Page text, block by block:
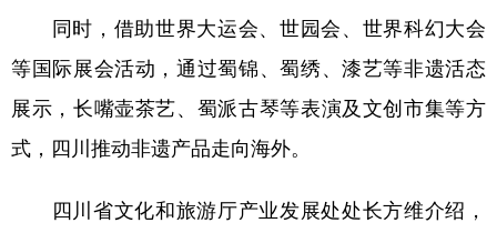
同时，借助世界大运会、世园会、世界科幻大会
等国际展会活动，通过蜀锦、蜀绣、漆艺等非遗活态
展示，长嘴壶茶艺、蜀派古琴等表演及文创市集等方
式，四川推动非遗产品走向海外。
四川省文化和旅游厅产业发展处处长方维介绍，